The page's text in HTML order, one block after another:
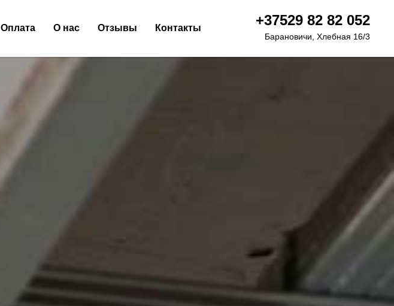
Оплата О нас Отзывы Контакты +37529 82 82 052
Барановичи, Хлебная 16/3